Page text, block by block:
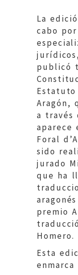
La
cabo
publicó
Aragón,
a través
aparece
Foral
sido
jurado
que ha
premio
Homero.
Esta